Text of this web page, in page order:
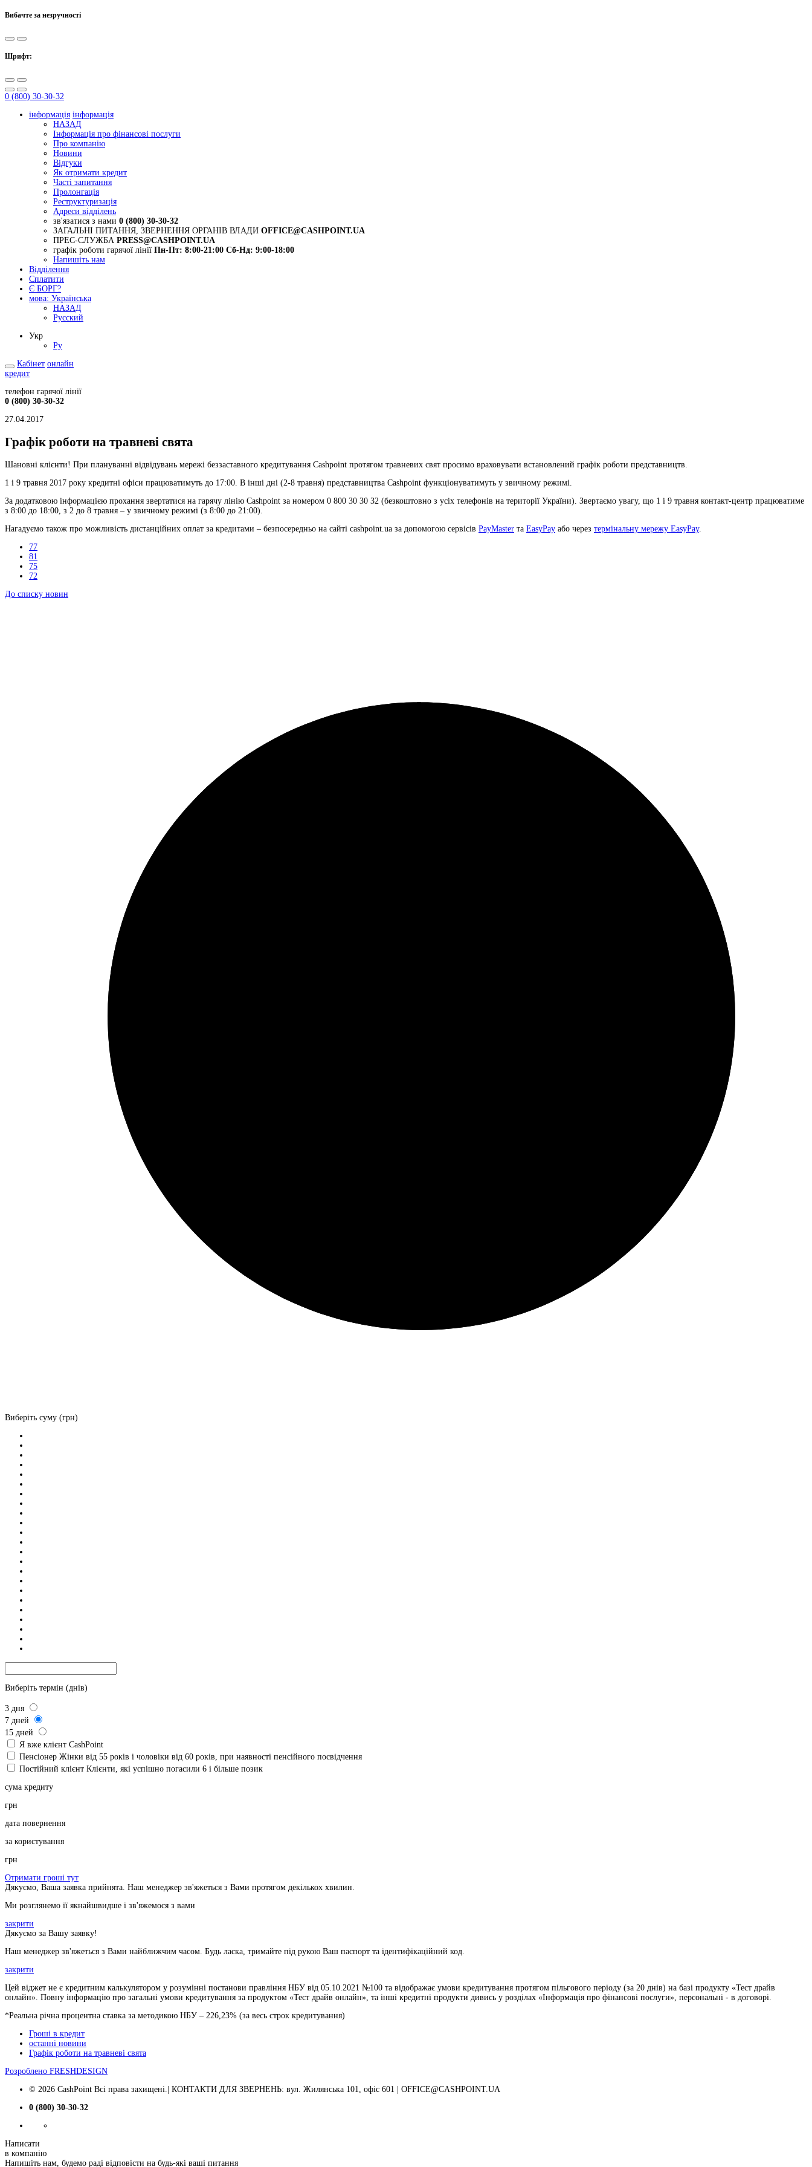
Вибачте за незручності
Шрифт:
0 (800) 30-30-32
інформація інформація
НАЗАД
Інформація про фінансові послуги
Про компанію
Новини
Відгуки
Як отримати кредит
Часті запитання
Пролонгація
Реструктуризація
Адреси відділень
зв'язатися з нами 0 (800) 30-30-32
ЗАГАЛЬНІ ПИТАННЯ, ЗВЕРНЕННЯ ОРГАНІВ ВЛАДИ OFFICE@CASHPOINT.UA
ПРЕС-СЛУЖБА PRESS@CASHPOINT.UA
графік роботи гарячої лінії Пн-Пт: 8:00-21:00 Сб-Нд: 9:00-18:00
Напишіть нам
Відділення
Сплатити
Є БОРГ?
мова: Українська
НАЗАД
Русский
Укр
Ру
Кабінет онлайн
кредит
телефон гарячої лінії
0 (800) 30-30-32
27.04.2017
Графік роботи на травневі свята
Шановні клієнти! При плануванні відвідувань мережі беззаставного кредитування Cashрoint протягом травневих свят просимо враховувати встановлений графік роботи представництв.
1 і 9 травня 2017 року кредитні офіси працюватимуть до 17:00. В інші дні (2-8 травня) представництва Cashрoint функціонуватимуть у звичному режимі.
За додатковою інформацією прохання звертатися на гарячу лінію Cashрoint за номером 0 800 30 30 32 (безкоштовно з усіх телефонів на території України). Звертаємо увагу, що 1 і 9 травня контакт-центр працюватиме
з 8:00 до 18:00, з 2 до 8 травня – у звичному режимі (з 8:00 до 21:00).
Нагадуємо також про можливість дистанційних оплат за кредитами – безпосередньо на сайті cashpoint.ua за допомогою сервісів PayMaster та EasyPay або через термінальну мережу EasyPay.
77
81
75
72
До списку новин
Виберіть суму (грн)
Виберіть термін (днів)
3 дня
7 дней
15 дней
Я вже клієнт CashPoint
Пенсіонер Жінки від 55 років і чоловіки від 60 років, при наявності пенсійного посвідчення
Постійний клієнт Клієнти, які успішно погасили 6 і більше позик
сума кредиту
грн
дата повернення
за користування
грн
Отримати гроші тут
Дякуємо, Ваша заявка прийнята. Наш менеджер зв'яжеться з Вами протягом декількох хвилин.
Ми розглянемо її якнайшвидше і зв'яжемося з вами
закрити
Дякуємо за Вашу заявку!
Наш менеджер зв'яжеться з Вами найближчим часом. Будь ласка, тримайте під рукою Ваш паспорт та ідентифікаційний код.
закрити
Цей віджет не є кредитним калькулятором у розумінні постанови правління НБУ від 05.10.2021 №100 та відображає умови кредитування протягом пільгового періоду (за 20 днів) на базі продукту «Тест драйв
онлайн». Повну інформацію про загальні умови кредитування за продуктом «Тест драйв онлайн», та інші кредитні продукти дивись у розділах «Інформація про фінансові послуги», персональні - в договорі.
*Реальна річна процентна ставка за методикою НБУ – 226,23% (за весь строк кредитування)
Гроші в кредит
останні новини
Графік роботи на травневі свята
Розроблено FRESHDESIGN
© 2026 CashPoint Всі права захищені.| КОНТАКТИ ДЛЯ ЗВЕРНЕНЬ: вул. Жилянська 101, офіс 601 | OFFICE@CASHPOINT.UA
0 (800) 30-30-32
Написати
в компанію
Напишіть нам, будемо раді відповісти на будь-які ваші питання